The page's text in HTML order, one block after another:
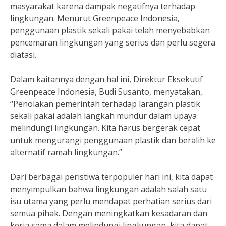
masyarakat karena dampak negatifnya terhadap
lingkungan. Menurut Greenpeace Indonesia,
penggunaan plastik sekali pakai telah menyebabkan
pencemaran lingkungan yang serius dan perlu segera
diatasi.
Dalam kaitannya dengan hal ini, Direktur Eksekutif
Greenpeace Indonesia, Budi Susanto, menyatakan,
“Penolakan pemerintah terhadap larangan plastik
sekali pakai adalah langkah mundur dalam upaya
melindungi lingkungan. Kita harus bergerak cepat
untuk mengurangi penggunaan plastik dan beralih ke
alternatif ramah lingkungan.”
Dari berbagai peristiwa terpopuler hari ini, kita dapat
menyimpulkan bahwa lingkungan adalah salah satu
isu utama yang perlu mendapat perhatian serius dari
semua pihak. Dengan meningkatkan kesadaran dan